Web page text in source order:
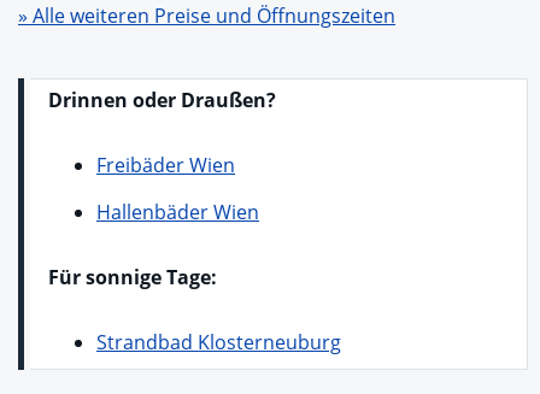
» Alle weiteren Preise und Öffnungszeiten
Drinnen oder Draußen?
Freibäder Wien
Hallenbäder Wien
Für sonnige Tage:
Strandbad Klosterneuburg